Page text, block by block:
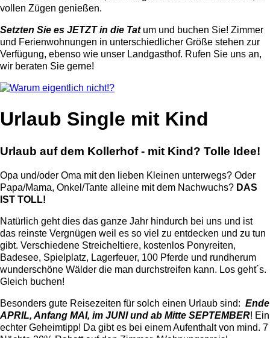
vollen Zügen genießen.
Setzten Sie es JETZT in die Tatum und buchen Sie! Zimmer
und Ferienwohnungen in unterschiedlicher Größe stehen zur
Verfügung, ebenso wie unser Landgasthof. Rufen Sie uns an,
wir beraten Sie gerne!
Urlaub Single mit Kind
Urlaub auf dem Kollerhof - mit Kind? Tolle Idee!
Opa und/oder Oma mit den lieben Kleinen unterwegs? Oder
Papa/Mama, Onkel/Tante alleine mit dem Nachwuchs? DAS
IST TOLL!
Natürlich geht dies das ganze Jahr hindurch bei uns und ist
das reinste Vergnügen weil es so viel zu entdecken und zu tun
gibt. Verschiedene Streicheltiere, kostenlos Ponyreiten,
Badesee, Spielplatz, Lagerfeuer, 100 Pferde und rundherum
wunderschöne Wälder die man durchstreifen kann. Los geht´s.
Gleich buchen!
Besonders gute Reisezeiten für solch einen Urlaub sind: Ende
APRIL, Anfang MAI, im JUNI und ab Mitte SEPTEMBER! Ein
echter Geheimtipp! Da gibt es bei einem Aufenthalt von mind. 7